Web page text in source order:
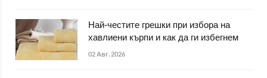
Най-честите грешки при избора на
хавлиени кърпи и как да ги избегнем
02 Авг. 2026